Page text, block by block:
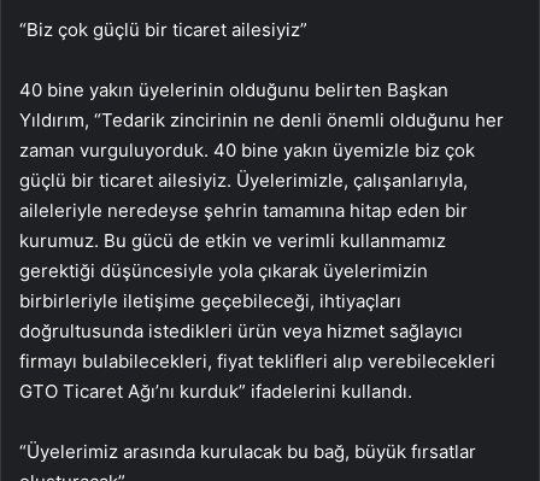
“Biz çok güçlü bir ticaret ailesiyiz”
40 bine yakın üyelerinin olduğunu belirten Başkan
Yıldırım, “Tedarik zincirinin ne denli önemli olduğunu her
zaman vurguluyorduk. 40 bine yakın üyemizle biz çok
güçlü bir ticaret ailesiyiz. Üyelerimizle, çalışanlarıyla,
aileleriyle neredeyse şehrin tamamına hitap eden bir
kurumuz. Bu gücü de etkin ve verimli kullanmamız
gerektiği düşüncesiyle yola çıkarak üyelerimizin
birbirleriyle iletişime geçebileceği, ihtiyaçları
doğrultusunda istedikleri ürün veya hizmet sağlayıcı
firmayı bulabilecekleri, fiyat teklifleri alıp verebilecekleri
GTO Ticaret Ağı’nı kurduk” ifadelerini kullandı.
“Üyelerimiz arasında kurulacak bu bağ, büyük fırsatlar